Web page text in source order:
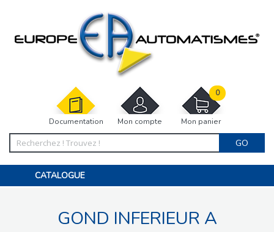
Documentation Mon compte Mon panier
0
GO
CATALOGUE
MOTORISATIONS
ACCESSOIRES ET ELECTRONIQUES
GOND INFERIEUR A